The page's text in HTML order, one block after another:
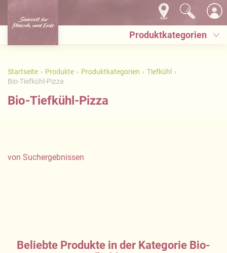
Produktkategorien
Startseite Produkte Produktkategorien
Tiefkühl
Bio-Tiefkühl-Pizza
Bio-Tiefkühl-Pizza
von Suchergebnissen
Beliebte Produkte in der Kategorie Bio-